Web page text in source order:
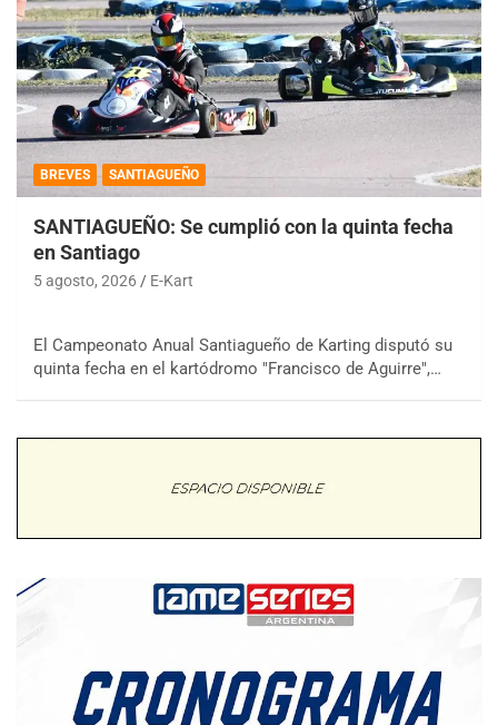
BREVES SANTIAGUEÑO
SANTIAGUEÑO: Se cumplió con la quinta fecha
en Santiago
5 agosto, 2026 E-Kart
El Campeonato Anual Santiagueño de Karting disputó su
quinta fecha en el kartódromo "Francisco de Aguirre",…